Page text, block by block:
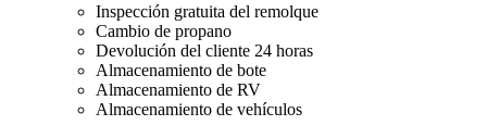
Inspección gratuita del remolque
Cambio de propano
Devolución del cliente 24 horas
Almacenamiento de bote
Almacenamiento de RV
Almacenamiento de vehículos